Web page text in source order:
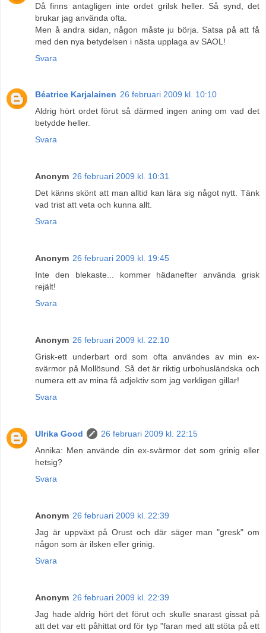
Då finns antagligen inte ordet grilsk heller. Så synd, det
brukar jag använda ofta.
Men å andra sidan, någon måste ju börja. Satsa på att få
med den nya betydelsen i nästa upplaga av SAOL!
Svara
Béatrice Karjalainen 26 februari 2009 kl. 10:10
Aldrig hört ordet förut så därmed ingen aning om vad det
betydde heller.
Svara
Anonym 26 februari 2009 kl. 10:31
Det känns skönt att man alltid kan lära sig något nytt. Tänk
vad trist att veta och kunna allt.
Svara
Anonym 26 februari 2009 kl. 19:45
Inte den blekaste... kommer hädanefter använda grisk
rejält!
Svara
Anonym 26 februari 2009 kl. 22:10
Grisk-ett underbart ord som ofta användes av min ex-
svärmor på Mollösund. Så det är riktig urbohusländska och
numera ett av mina få adjektiv som jag verkligen gillar!
Svara
Ulrika Good
26 februari 2009 kl. 22:15
Annika: Men använde din ex-svärmor det som grinig eller
hetsig?
Svara
Anonym 26 februari 2009 kl. 22:39
Jag är uppväxt på Orust och där säger man "gresk" om
någon som är ilsken eller grinig.
Svara
Anonym 26 februari 2009 kl. 22:39
Jag hade aldrig hört det förut och skulle snarast gissat på
att det var ett påhittat ord för typ "faran med att stöta på ett